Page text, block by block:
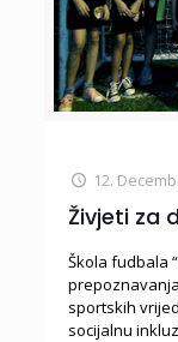
12.
Živjeti za
Škola fudbala
sportskih
socijalnu